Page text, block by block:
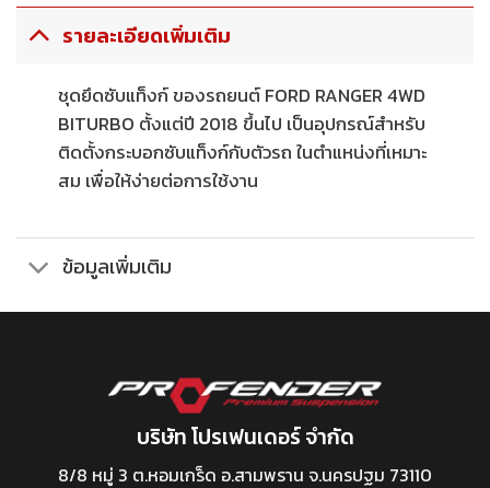
รายละเอียดเพิ่มเติม
ชุดยึดซับแท็งก์ ของรถยนต์ FORD RANGER 4WD
BITURBO ตั้งแต่ปี 2018 ขึ้นไป เป็นอุปกรณ์สำหรับ
ติดตั้งกระบอกซับแท็งก์กับตัวรถ ในตำแหน่งที่เหมาะ
สม เพื่อให้ง่ายต่อการใช้งาน
ข้อมูลเพิ่มเติม
บริษัท โปรเฟนเดอร์ จำกัด
8/8 หมู่ 3 ต.หอมเกร็ด อ.สามพราน จ.นครปฐม 73110